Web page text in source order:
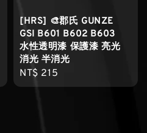
[HRS] 🎨郡氏 GUNZE
GSI B601 B602 B603
水性透明漆 保護漆 亮光
消光 半消光
Regular
price
NT$ 215